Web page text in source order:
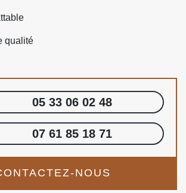
qualité
05 33 06 02 48
07 61 85 18 71
NOUS